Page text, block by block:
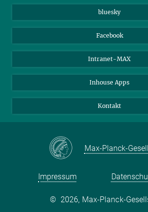
bluesky
Facebook
Intranet-MAX
Inhouse Apps
Kontakt
Max-Planck-
Impressum
© 2026, Max-Planck-